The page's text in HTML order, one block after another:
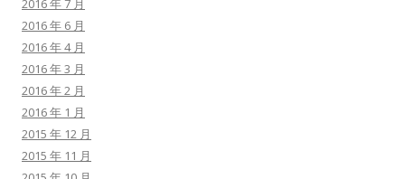
2016 年 7 月
2016 年 6 月
2016 年 4 月
2016 年 3 月
2016 年 2 月
2016 年 1 月
2015 年 12 月
2015 年 11 月